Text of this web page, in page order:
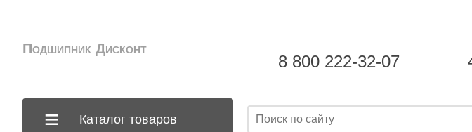
Подшипник Дисконт
8 800 222-32-07
Каталог товаров